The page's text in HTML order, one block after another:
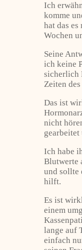
Ich
komme
hat das
Wochen
Seine
ich keine
sicherlich
Zeiten
Das ist
nicht
Ich habe
Blutwerte
und sollte
hilft.
Es ist
einem
lange auf
einfach